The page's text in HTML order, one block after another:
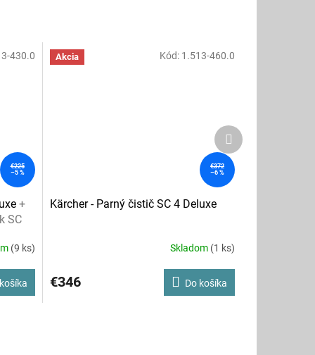
€225
–5 %
+
SC
(9 ks)
430.0 Akcia
€372
–6 %
Kärcher - Parný čistič SC 4 Deluxe
Skladom (1 ks)
€346 Do košíka
Kód: 1.513-460.0
Ďalší
produkt